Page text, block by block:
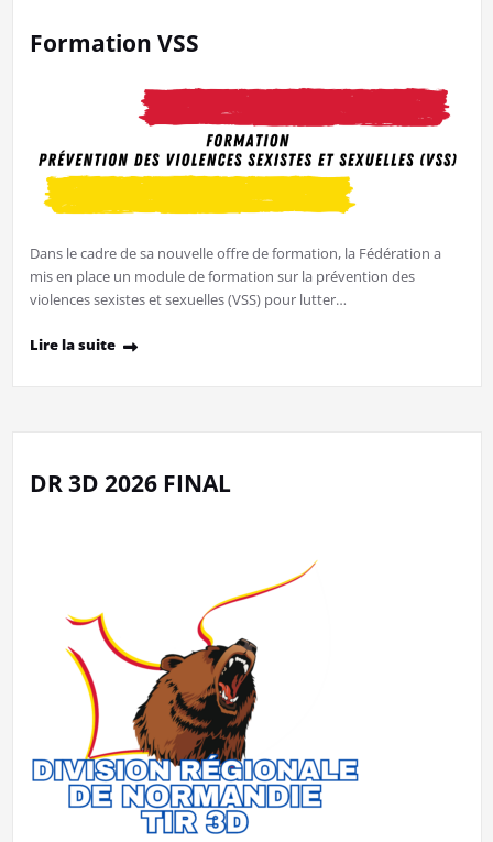
Formation VSS
Dans le cadre de sa nouvelle offre de formation, la Fédération a
mis en place un module de formation sur la prévention des
violences sexistes et sexuelles (VSS) pour lutter…
Lire la suite
DR 3D 2026 FINAL